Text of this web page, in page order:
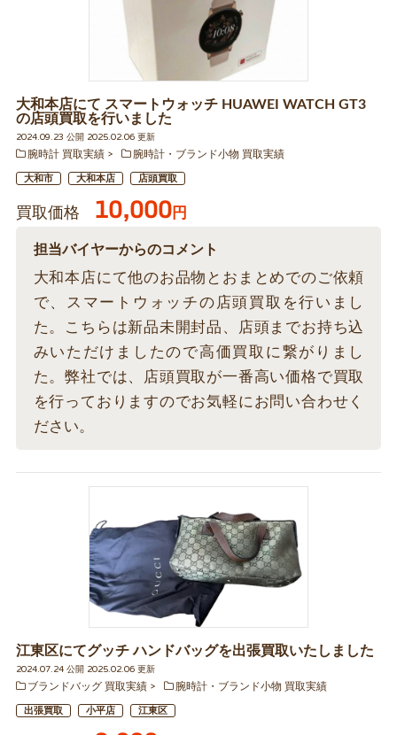
大和本店にて スマートウォッチ HUAWEI WATCH GT3
の店頭買取を行いました
2024.09.23 公開 2025.02.06 更新
腕時計 買取実績
腕時計・ブランド小物 買取実績
大和市 大和本店 店頭買取
買取価格 10,000円
担当バイヤーからのコメント
大和本店にて他のお品物とおまとめでのご依頼
で、スマートウォッチの店頭買取を行いまし
た。こちらは新品未開封品、店頭までお持ち込
みいただけましたので高価買取に繋がりまし
た。弊社では、店頭買取が一番高い価格で買取
を行っておりますのでお気軽にお問い合わせく
ださい。
江東区にてグッチ ハンドバッグを出張買取いたしました
2024.07.24 公開 2025.02.06 更新
ブランドバッグ 買取実績
腕時計・ブランド小物 買取実績
出張買取 小平店 江東区